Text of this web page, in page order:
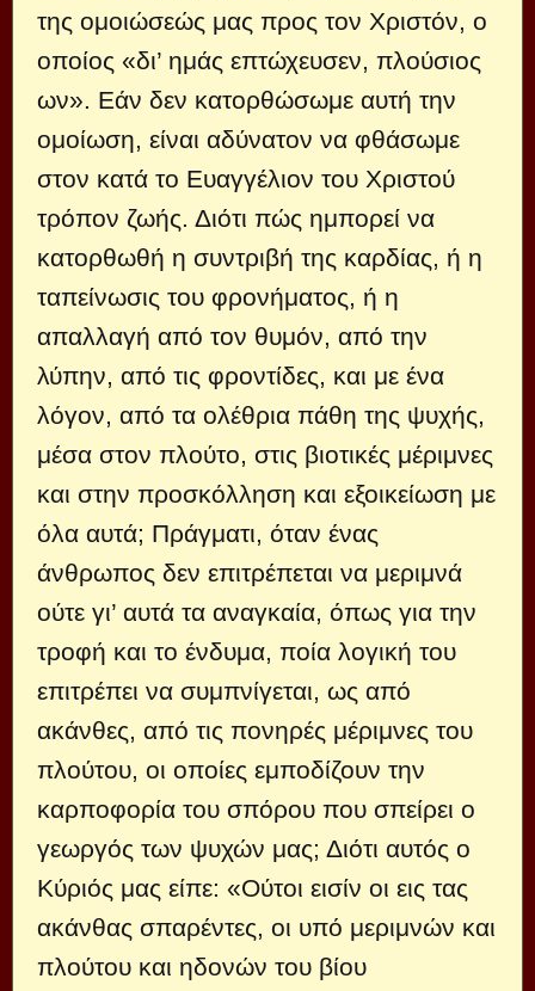
της ομοιώσεώς μας προς τον Χριστόν, ο
οποίος «δι’ ημάς επτώχευσεν, πλούσιος
ων». Εάν δεν κατορθώσωμε αυτή την
ομοίωση, είναι αδύνατον να φθάσωμε
στον κατά το Ευαγγέλιον του Χριστού
τρόπον ζωής. Διότι πώς ημπορεί να
κατορθωθή η συντριβή της καρδίας, ή η
ταπείνωσις του φρονήματος, ή η
απαλλαγή από τον θυμόν, από την
λύπην, από τις φροντίδες, και με ένα
λόγον, από τα ολέθρια πάθη της ψυχής,
μέσα στον πλούτο, στις βιοτικές μέριμνες
και στην προσκόλληση και εξοικείωση με
όλα αυτά; Πράγματι, όταν ένας
άνθρωπος δεν επιτρέπεται να μεριμνά
ούτε γι’ αυτά τα αναγκαία, όπως για την
τροφή και το ένδυμα, ποία λογική του
επιτρέπει να συμπνίγεται, ως από
ακάνθες, από τις πονηρές μέριμνες του
πλούτου, οι οποίες εμποδίζουν την
καρποφορία του σπόρου που σπείρει ο
γεωργός των ψυχών μας; Διότι αυτός ο
Κύριός μας είπε: «Ούτοι εισίν οι εις τας
ακάνθας σπαρέντες, οι υπό μεριμνών και
πλούτου και ηδονών του βίου